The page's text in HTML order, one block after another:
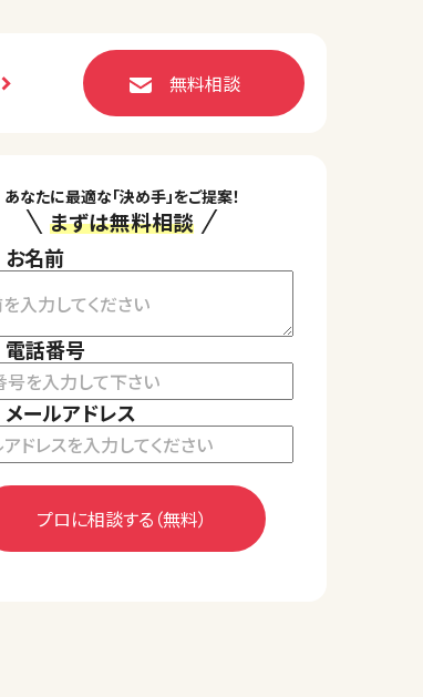
無料相談
あなたに最適な「決め手」をご提案！
まずは無料相談
お名前
電話番号
メールアドレス